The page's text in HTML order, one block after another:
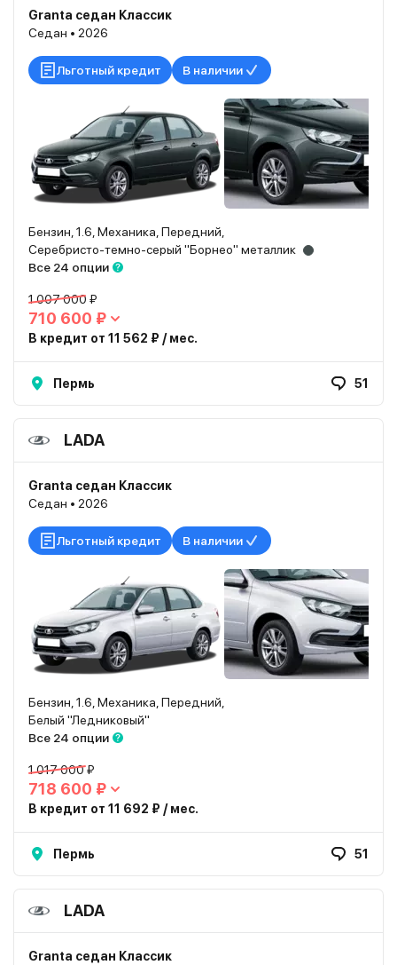
Granta седан Классик
Седан • 2026
Льготный кредит В наличии
Бензин, 1.6, Механика, Передний,
Серебристо-темно-серый "Борнео" металлик
Все 24 опции
1 007 000 ₽
710 600 ₽
В кредит от 11 562 ₽ / мес.
Пермь 51
LADA
Granta седан Классик
Седан • 2026
Льготный кредит В наличии
Бензин, 1.6, Механика, Передний,
Белый "Ледниковый"
Все 24 опции
1 017 000 ₽
718 600 ₽
В кредит от 11 692 ₽ / мес.
Пермь 51
LADA
Granta седан Классик